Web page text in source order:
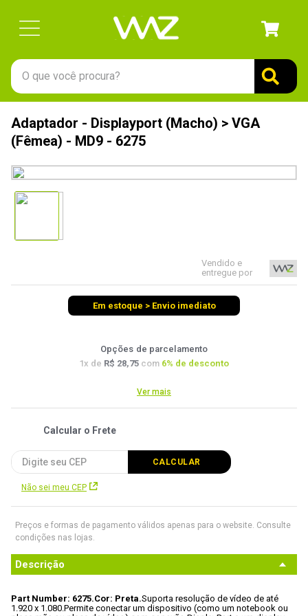
O que você procura?
Adaptador - Displayport (Macho) > VGA
(Fêmea) - MD9 - 6275
Vendido e
entregue por
Em estoque > Envio imediato
Opções de parcelamento
1x de R$ 28,75 com 6% de desconto
Ver mais
Não sei meu CEP
Preços e formas de pagamento válidos apenas para o website. Consulte
condições nas lojas.
Descrição
Part Number: 6275.Cor: Preta.Suporta resolução de vídeo de até
1.920 x 1.080.Permite conectar um dispositivo (como um notebook ou
1º
gabinete
3º
teclado
8º
fractal
10º hd